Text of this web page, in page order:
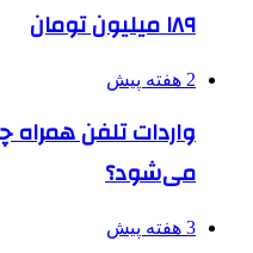
۱۸۹ میلیون تومان
2 هفته پیش
واردات تلفن همراه
می‌شود؟
3 هفته پیش